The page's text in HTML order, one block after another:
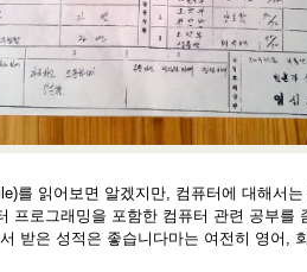
를 읽어보면 알겠지만, 컴퓨터에 대해서
프로그래밍을 포함한 컴퓨터 관련 공부를
받은 성적은 좋습니다마는 여전히 영어,